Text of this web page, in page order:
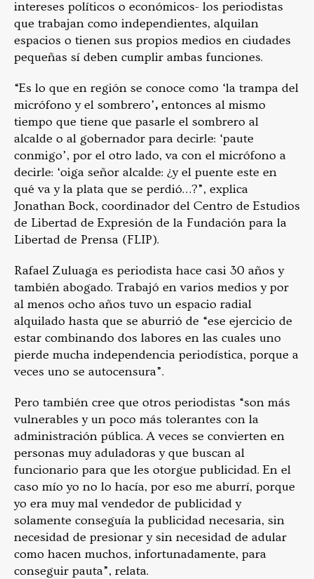
intereses políticos o económicos- los periodistas
que trabajan como independientes, alquilan
espacios o tienen sus propios medios en ciudades
pequeñas sí deben cumplir ambas funciones.
“Es lo que en región se conoce como ‘la trampa del
micrófono y el sombrero’, entonces al mismo
tiempo que tiene que pasarle el sombrero al
alcalde o al gobernador para decirle: ‘paute
conmigo’, por el otro lado, va con el micrófono a
decirle: ‘oiga señor alcalde: ¿y el puente este en
qué va y la plata que se perdió…?”, explica
Jonathan Bock, coordinador del Centro de Estudios
de Libertad de Expresión de la Fundación para la
Libertad de Prensa (FLIP).
Rafael Zuluaga es periodista hace casi 30 años y
también abogado. Trabajó en varios medios y por
al menos ocho años tuvo un espacio radial
alquilado hasta que se aburrió de “ese ejercicio de
estar combinando dos labores en las cuales uno
pierde mucha independencia periodística, porque a
veces uno se autocensura”.
Pero también cree que otros periodistas “son más
vulnerables y un poco más tolerantes con la
administración pública. A veces se convierten en
personas muy aduladoras y que buscan al
funcionario para que les otorgue publicidad. En el
caso mío yo no lo hacía, por eso me aburrí, porque
yo era muy mal vendedor de publicidad y
solamente conseguía la publicidad necesaria, sin
necesidad de presionar y sin necesidad de adular
como hacen muchos, infortunadamente, para
conseguir pauta”, relata.